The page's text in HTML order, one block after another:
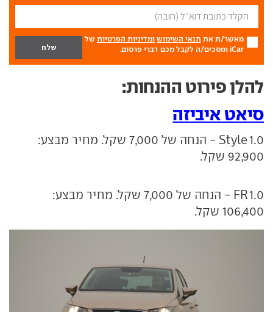
מאשר/ת את תנאי השימוש ומדיניות הפרטיות של
iCar ומסכים/ה לקבל מכם דברי פרסום.
להלן פירוט ההנחות:
סיאט איביזה
1.0 Style - הנחה של 7,000 שקל. מחיר מבצע:
92,900 שקל.
1.0 FR - הנחה של 7,000 שקל. מחיר מבצע:
106,400 שקל.